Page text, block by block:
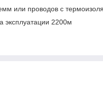
или проводов с
эксплуатации 2200м